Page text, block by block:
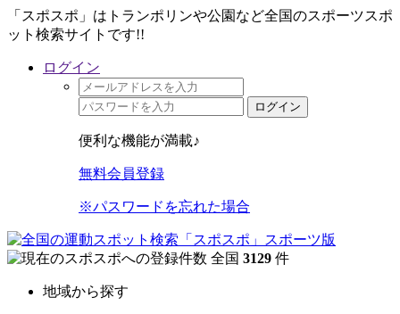
「スポスポ」はトランポリンや公園など全国のスポーツスポ
ット検索サイトです!!
ログイン
ログイン
便利な機能が満載♪
無料会員登録
※パスワードを忘れた場合
全国 3129 件
地域から探す